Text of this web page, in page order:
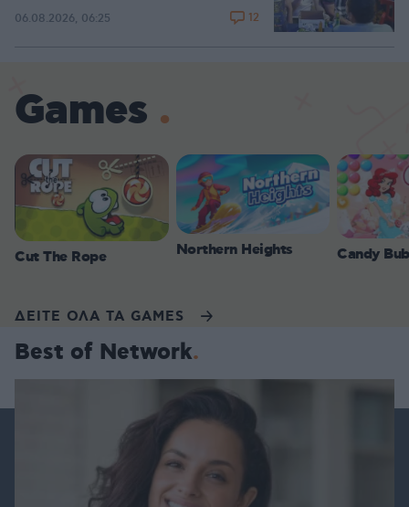
06.08.2026, 06:25 12
Games
Cut The Rope Northern Heights Candy
ΔΕΙΤΕ ΟΛΑ ΤΑ GAMES
Best of Network